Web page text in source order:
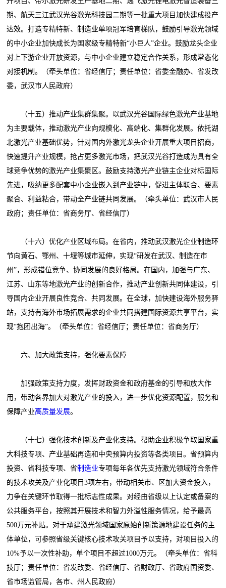
期、航天三江武汉光谷激光科技园二期等一批重大项目加快建成投产
达效。打造专精特新、制造业单项冠军培育梯队，鼓励引导激光领域
的中小企业加快成长为国家级专精特新“小巨人”企业。鼓励龙头企业
对上下游企业开放资源，与中小企业建立稳定合作关系，形成常态化
对接机制。（牵头单位：省经信厅；责任单位：省委金融办、省发改
委，武汉市人民政府）
（十五）推动产业集群集聚。以武汉光谷国际绿色激光产业基地
为主要载体，推动激光产业向规模化、高端化、集群化发展。依托湖
北激光产业基础优势，针对国内外激光龙头企业开展重大项目招商，
快速提升产业规模，抢占更多激光市场，把武汉光谷打造成为具有全
球竞争优势的激光产业集聚区。鼓励支持激光产业链主企业对标国际
先进，吸纳更多配套中小企业嵌入到产业链中，促进主体联合、要素
聚合、利益粘合，带动全产业链共同发展。（牵头单位：武汉市人民
政府；责任单位：省商务厅、省经信厅）
（十六）优化产业区域布局。在省内，推动武汉激光企业制造环
节向黄石、鄂州、十堰等城市延伸，实现“研发在武汉、制造在市
州”，形成错位竞争、协同发展的良好格局。在国内，加强与广东、
江苏、山东等地激光产业的创新合作，推动产业创新共同体建设，引
导国内企业开展良性竞合、共同发展。在全球，加快建设海外服务驿
站，支持有海外市场拓展需求的企业共同搭建国际资源共享平台，实
现“抱团出海”。（牵头单位：省经信厅；责任单位：省商务厅）
六、加大政策支持，强化要素保障
加强政策支持力度，发挥财政资金和政府基金的引导和放大作
用，带动各界加大对激光产业的投入，进一步优化资源配置，服务和
保障产业高质量发展。
（十七）强化技术创新及产业化支持。帮助企业积极争取国家重
大科技专项、产业基础再造和中央预算内投资等各类项目。省预算内
投资、省科技专项、省制造业专项每年各优先支持激光领域符合条件
的技术攻关及产业化项目3项左右，带动相关市、区加大资金投入，
力争在关键环节取得一批标志性成果。对经由省级以上认定或备案的
公共服务平台，按照其开展技术和智力外溢性服务情况，给予最高
500万元补贴。对于承建激光领域国家原始创新策源地建设任务的主
体单位，可参照省级关键核心技术攻关项目予以支持，对项目投入的
10%予以一次性补助，单个项目不超过1000万元。（牵头单位：省科
技厅；责任单位：省发改委、省经信厅、省财政厅、省政府国资委、
省市场监管局，各市、州人民政府）